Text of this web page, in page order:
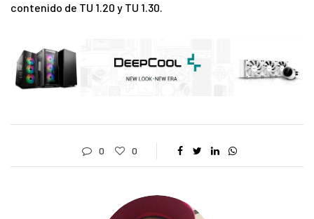
contenido de TU 1.20 y TU 1.30.
0 0